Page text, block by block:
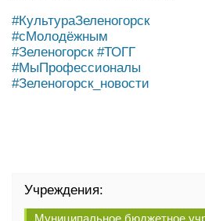
#КультураЗеленогорск
#сМолодёжным
#Зеленогорск #ТОГГ
#МыПрофессионалы
#Зеленогорск_новости
Учреждения:
Муниципальное бюджетное